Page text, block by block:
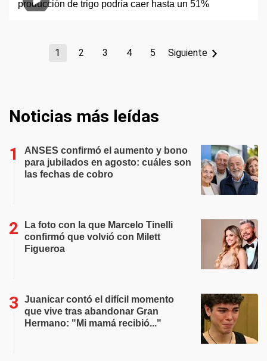
1 2 3 4 5 Siguiente
Noticias más leídas
ANSES confirmó el aumento y bono
para jubilados en agosto: cuáles son
las fechas de cobro
La foto con la que Marcelo Tinelli
confirmó que volvió con Milett
Figueroa
Juanicar contó el difícil momento
que vive tras abandonar Gran
Hermano: "Mi mamá recibió..."